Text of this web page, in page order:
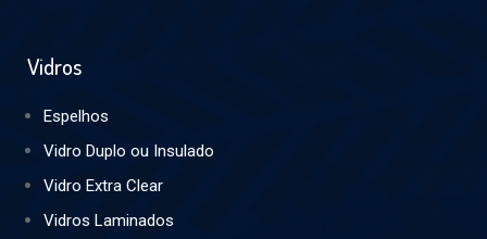
Vidros
Espelhos
Vidro Duplo ou Insulado
Vidro Extra Clear
Vidros Laminados